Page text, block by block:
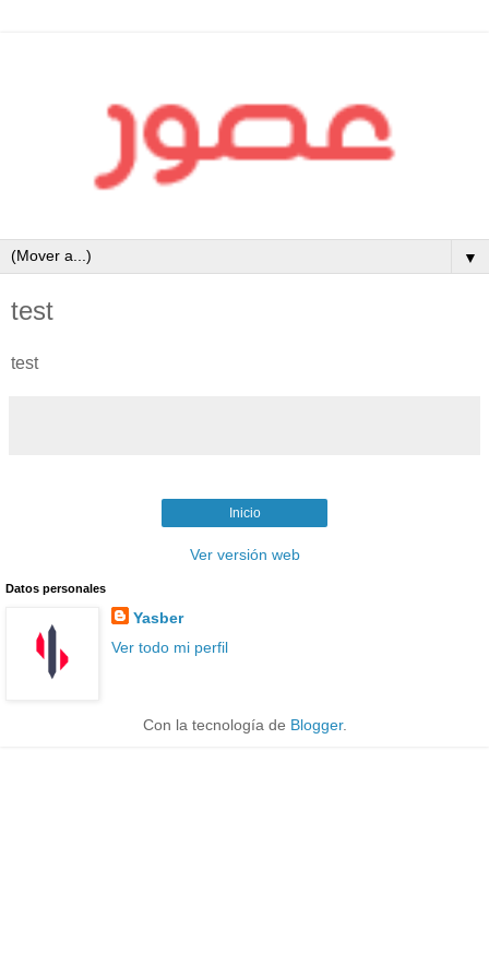
▼
test
test
Inicio
Ver versión web
Datos personales
Yasber
Ver todo mi perfil
Con la tecnología de Blogger.